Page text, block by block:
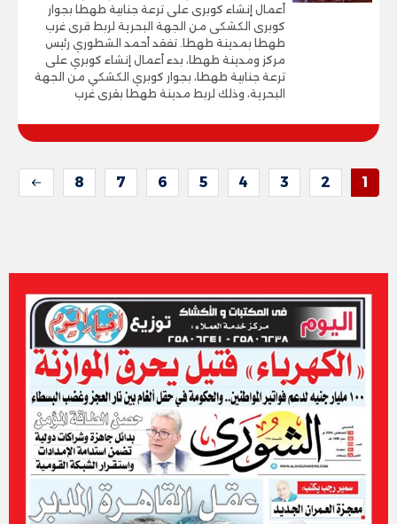
أعمال إنشاء كوبرى على ترعة جنابية طهطا بجوار
كوبرى الكشكى من الجهة البحرية لربط قرى غرب
طهطا بمدينة طهطا. تفقد أحمد الشطوري رئيس
مركز ومدينة طهطا، بدء أعمال إنشاء كوبري على
ترعة جنابية طهطا، بجوار كوبري الكشكي من الجهة
البحرية، وذلك لربط مدينة طهطا بقرى غرب
1
2
3
4
5
6
7
8